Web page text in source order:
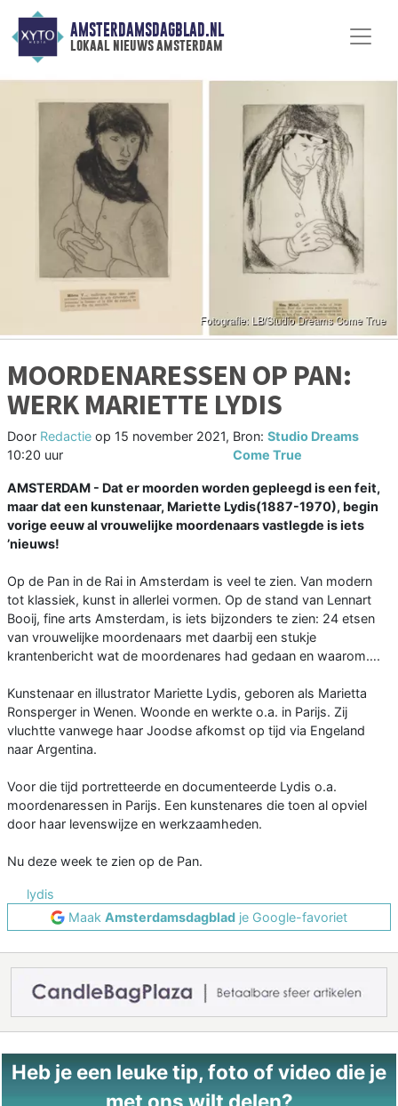
AMSTERDAMSDAGBLAD.NL
lokaal nieuws amsterdam
MOORDENARESSEN OP PAN:
WERK MARIETTE LYDIS
Door Redactie op 15 november 2021,
10:20 uur
Bron: Studio Dreams
Come True
AMSTERDAM - Dat er moorden worden gepleegd is een feit,
maar dat een kunstenaar, Mariette Lydis(1887-1970), begin
vorige eeuw al vrouwelijke moordenaars vastlegde is iets
’nieuws!
Op de Pan in de Rai in Amsterdam is veel te zien. Van modern
tot klassiek, kunst in allerlei vormen. Op de stand van Lennart
Booij, fine arts Amsterdam, is iets bijzonders te zien: 24 etsen
van vrouwelijke moordenaars met daarbij een stukje
krantenbericht wat de moordenares had gedaan en waarom….
Kunstenaar en illustrator Mariette Lydis, geboren als Marietta
Ronsperger in Wenen. Woonde en werkte o.a. in Parijs. Zij
vluchtte vanwege haar Joodse afkomst op tijd via Engeland
naar Argentina.
Voor die tijd portretteerde en documenteerde Lydis o.a.
moordenaressen in Parijs. Een kunstenares die toen al opviel
door haar levenswijze en werkzaamheden.
Nu deze week te zien op de Pan.
lydis
Maak Amsterdamsdagblad je Google-favoriet
Heb je een leuke tip, foto of video die je